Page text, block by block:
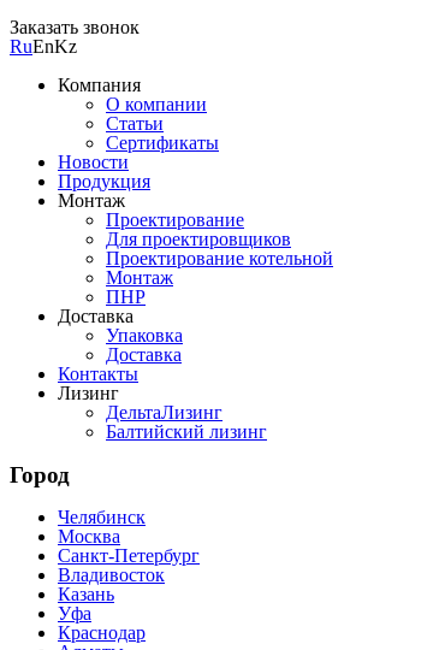
Заказать звонок
RuEnKz
Компания
О компании
Статьи
Сертификаты
Новости
Продукция
Монтаж
Проектирование
Для проектировщиков
Проектирование котельной
Монтаж
ПНР
Доставка
Упаковка
Доставка
Контакты
Лизинг
ДельтаЛизинг
Балтийский лизинг
Город
Челябинск
Москва
Санкт-Петербург
Владивосток
Казань
Уфа
Краснодар